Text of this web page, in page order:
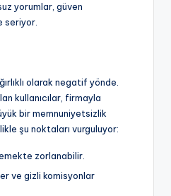
yorumlar, güven
seriyor.
olarak negatif yönde.
kullanıcılar, firmayla
bir memnuniyetsizlik
şu noktaları vurguluyor:
zorlanabilir.
ve gizli komisyonlar